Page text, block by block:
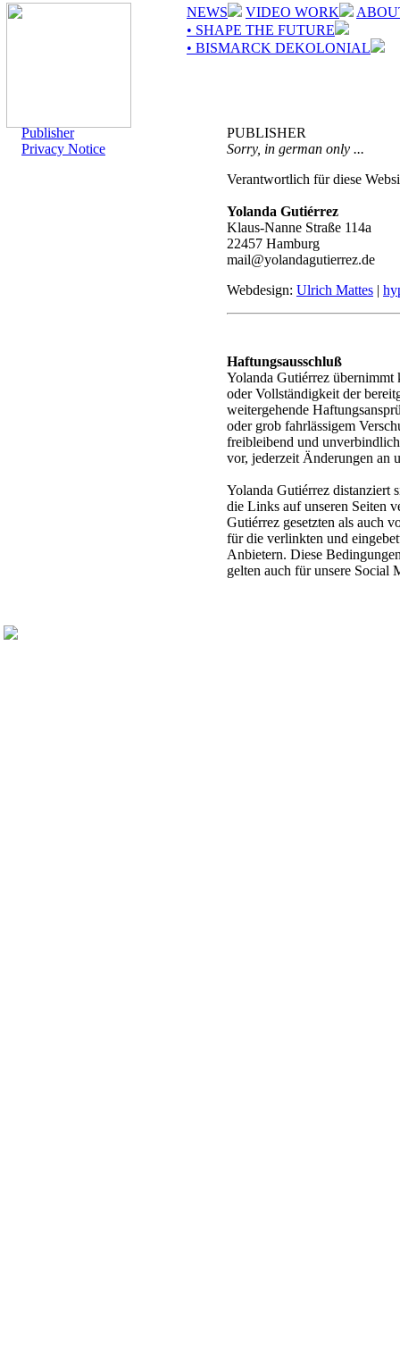
NEWS VIDEO WORK
• SHAPE THE FUTURE
• BISMARCK DEKOLONIAL
Publisher
Privacy Notice
PUBLISHER
Sorry, in german only ...
Verantwortlich für diese
Yolanda Gutiérrez
Klaus-Nanne Straße 114a
22457 Hamburg
mail@yolandagutierrez.de
Webdesign: Ulrich Mattes |
Haftungsausschluß
Yolanda Gutiérrez
oder Vollständigkeit der
weitergehende
oder grob fahrlässigem
freibleibend und
vor, jederzeit Änderungen an
Yolanda Gutiérrez distanziert
die Links auf unseren Seiten
Gutiérrez gesetzten als auch
für die verlinkten und
Anbietern. Diese
gelten auch für unsere Social